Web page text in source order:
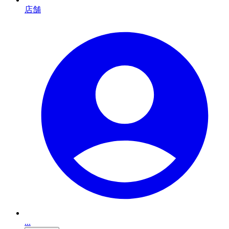
店舗
...